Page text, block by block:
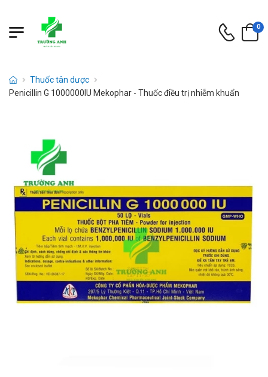
0
Thuốc tân dược
Penicillin G 1000000IU Mekophar - Thuốc điều trị nhiễm khuẩn